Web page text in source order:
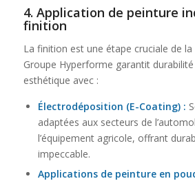
4. Application de peinture
finition
La finition est une étape cruciale de
Groupe Hyperforme garantit
esthétique avec :
Électrodéposition (E-Coating):
adaptées aux secteurs de
l’équipement agricole, offrant
impeccable.
Applications de peinture en